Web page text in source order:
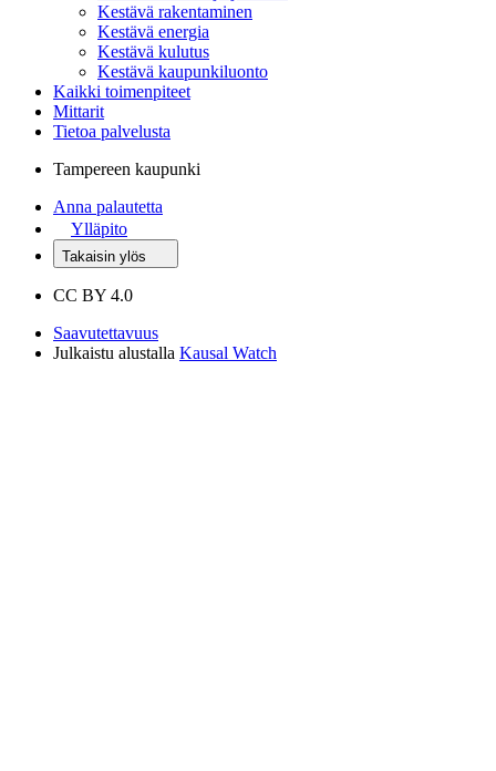
Kestävä rakentaminen
Kestävä energia
Kestävä kulutus
Kestävä kaupunkiluonto
Kaikki toimenpiteet
Mittarit
Tietoa palvelusta
Tampereen kaupunki
Anna palautetta
Ylläpito
Takaisin ylös
CC BY 4.0
Saavutettavuus
Julkaistu alustalla Kausal Watch